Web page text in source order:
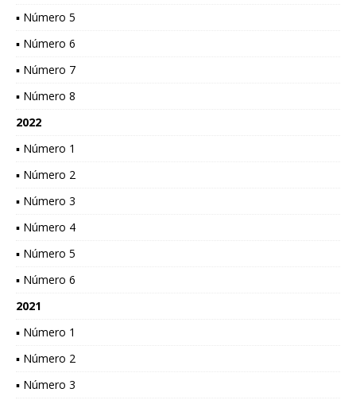
▪ Número 5
▪ Número 6
▪ Número 7
▪ Número 8
2022
▪ Número 1
▪ Número 2
▪ Número 3
▪ Número 4
▪ Número 5
▪ Número 6
2021
▪ Número 1
▪ Número 2
▪ Número 3